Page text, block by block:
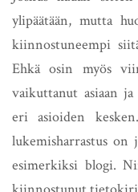
ylipäätään, mutta
kiinnostuneempi
Ehkä osin myös
vaikuttanut asiaan
eri asioiden
lukemisharrastus on
esimerkiksi blogi.